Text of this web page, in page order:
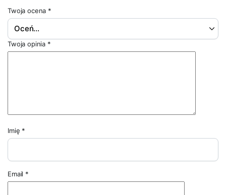
Twoja ocena *
Twoja opinia *
Imię *
Email *